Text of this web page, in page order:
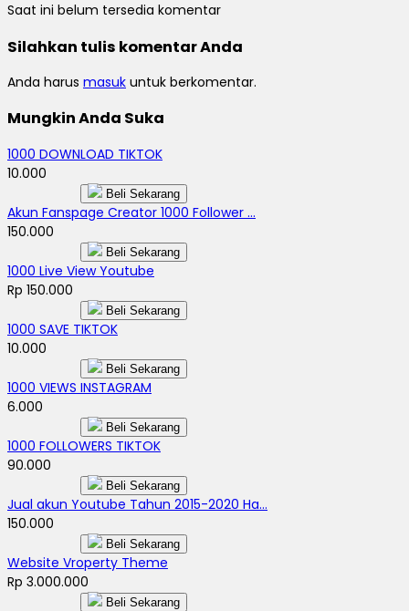
Saat ini belum tersedia komentar
Silahkan tulis komentar Anda
Anda harus masuk untuk berkomentar.
Mungkin Anda Suka
1000 DOWNLOAD TIKTOK
10.000
Beli Sekarang
Akun Fanspage Creator 1000 Follower ...
150.000
Beli Sekarang
1000 Live View Youtube
Rp 150.000
Beli Sekarang
1000 SAVE TIKTOK
10.000
Beli Sekarang
1000 VIEWS INSTAGRAM
6.000
Beli Sekarang
1000 FOLLOWERS TIKTOK
90.000
Beli Sekarang
Jual akun Youtube Tahun 2015-2020 Ha...
150.000
Beli Sekarang
Website Vroperty Theme
Rp 3.000.000
Beli Sekarang